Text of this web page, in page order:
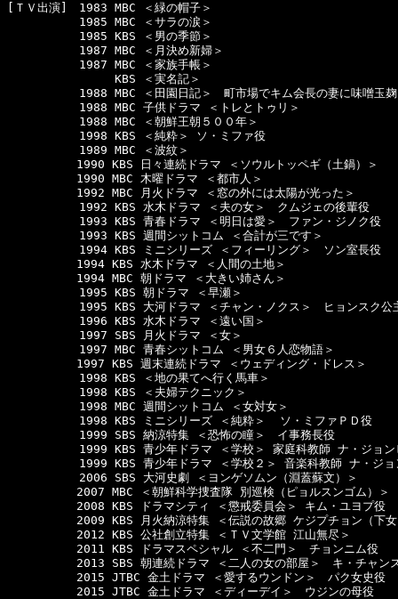
[ＴＶ出演]　1983 MBC ＜緑の帽子＞
  　　　　　1985 MBC ＜サラの涙＞
  　　　　　1985 KBS ＜男の季節＞
  　　　　　1987 MBC ＜月決め新婦＞
  　　　　　1987 MBC ＜家族手帳＞
  　　　　　     KBS ＜実名記＞
　　　　　1988 MBC ＜田園日記＞　町市場でキム会長の妻に味噌玉
  　　　　　1988 MBC 子供ドラマ ＜トレとトゥリ＞
  　　　　　1988 MBC ＜朝鮮王朝５００年＞
  　　　　　1998 KBS ＜純粋＞ ソ・ミファ役
  　　　　　1989 MBC ＜波紋＞
1990 KBS 日々連続ドラマ ＜ソウルトッペギ（土鍋）＞
1990 MBC 木曜ドラマ ＜都市人＞
1992 MBC 月火ドラマ ＜窓の外には太陽が光った＞
  　　　　　1992 KBS 水木ドラマ ＜夫の女＞　クムジェの後輩役
  　　　　　1993 KBS 青春ドラマ ＜明日は愛＞　ファン・ジノク役
  　　　　　1993 KBS 週間シットコム ＜合計が三です＞
  　　　　　1994 KBS ミニシリーズ ＜フィーリング＞　ソン室長役
1994 KBS 水木ドラマ ＜人間の土地＞
1994 MBC 朝ドラマ ＜大きい姉さん＞
  　　　　　1995 KBS 朝ドラマ ＜早瀬＞
　　　　　1995 KBS 大河ドラマ ＜チャン・ノクス＞　ヒョンスク公
  　　　　　1996 KBS 水木ドラマ ＜遠い国＞
  　　　　　1997 SBS 月火ドラマ ＜女＞
  　　　　　1997 MBC 青春シットコム ＜男女６人恋物語＞
1997 KBS 週末連続ドラマ ＜ウェディング・ドレス＞
  　　　　　1998 KBS ＜地の果てへ行く馬車＞
  　　　　　1998 KBS ＜夫婦テクニック＞
  　　　　　1998 MBC 週間シットコム ＜女対女＞
  　　　　　1998 KBS ミニシリーズ ＜純粋＞  ソ・ミファＰＤ役
  　　　　　1999 SBS 納涼特集 ＜恐怖の瞳＞　イ事務長役
　　　　　1999 KBS 青少年ドラマ ＜学校＞ 家庭科教師 ナ・ジョン
　　　　　1999 KBS 青少年ドラマ ＜学校２＞ 音楽科教師 ナ・ジョ
  　　　　　2006 SBS 大河史劇 ＜ヨンゲソムン（淵蓋蘇文）＞
2007 MBC ＜朝鮮科学捜査隊 別巡検（ピョルスンゴム）＞
2008 KBS ドラマシティ ＜懲戒委員会＞ キム・ユヨプ役
2009 KBS 月火納涼特集 ＜伝説の故郷 ケジプチョン（下女
2012 KBS 公社創立特集 ＜ＴＶ文学館 江山無尽＞
2011 KBS ドラマスペシャル ＜不二門＞　チョンニム役
2013 SBS 朝連続ドラマ ＜二人の女の部屋＞　キ・チャン
2015 JTBC 金土ドラマ ＜愛するウンドン＞　パク女史役
2015 JTBC 金土ドラマ ＜ディーデイ＞　ウジンの母役